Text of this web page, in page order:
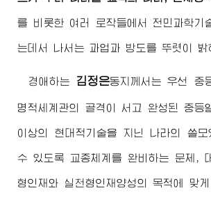
를 비롯한 여러 로작들에서 전민과학기
는데서 나서는 과업과 방도를 뚜렷이 밝
경애하는 김정은동지 께서는 우선 중
명적세계관의 골격이 서고 완성된 중등
이상의 현대적기술을 지닌 나라의 쓸
수 있도록 교종체계를 완비하는 문제,
형인재와 실천형인재양성의 목적에 맞